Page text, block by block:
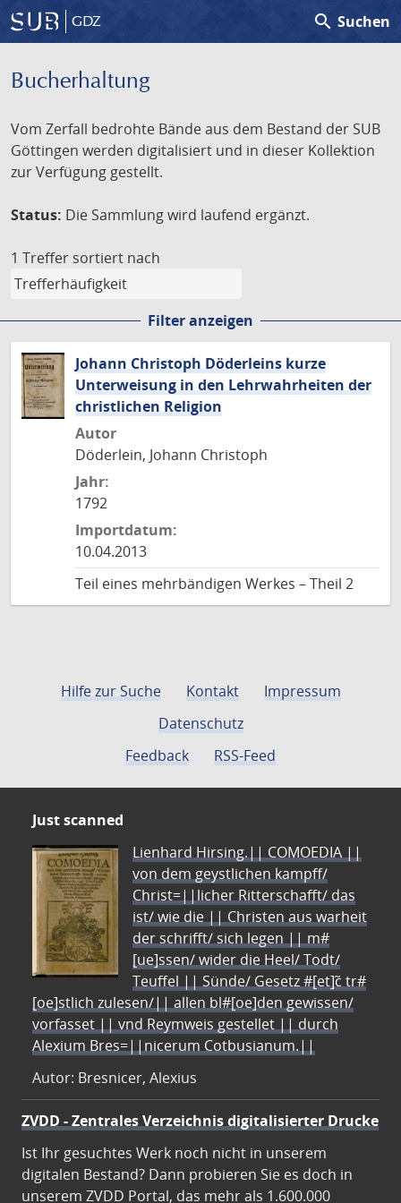
GDZ search Suchen
Bucherhaltung
Vom Zerfall bedrohte Bände aus dem Bestand der SUB
Göttingen werden digitalisiert und in dieser Kollektion
zur Verfügung gestellt.
Status: Die Sammlung wird laufend ergänzt.
1 Treffer sortiert nach
Filter anzeigen
Johann Christoph Döderleins kurze
Unterweisung in den Lehrwahrheiten der
christlichen Religion
Autor
Döderlein, Johann Christoph
Jahr:
1792
Importdatum:
10.04.2013
Teil eines mehrbändigen Werkes – Theil 2
Hilfe zur Suche Kontakt
Impressum
Datenschutz
Feedback
RSS-Feed
Just scanned
Lienhard Hirsing.|| COMOEDIA ||
von dem geystlichen kampff/
Christ=||licher Ritterschafft/ das
ist/ wie die || Christen aus warheit
der schrifft/ sich legen || m#
[ue]ssen/ wider die Heel/ Todt/
Teuffel || Sünde/ Gesetz #[et]c̃ tr#
[oe]stlich zulesen/|| allen bl#[oe]den gewissen/
vorfasset || vnd Reymweis gestellet || durch
Alexium Bres=||nicerum Cotbusianum.||
Autor: Bresnicer, Alexius
ZVDD - Zentrales Verzeichnis digitalisierter Drucke
Ist Ihr gesuchtes Werk noch nicht in unserem
digitalen Bestand? Dann probieren Sie es doch in
unserem ZVDD Portal, das mehr als 1.600.000